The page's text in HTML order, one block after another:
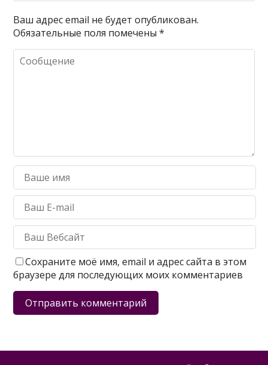
Ваш адрес email не будет опубликован.
Обязательные поля помечены*
Сохраните моё имя, email и адрес сайта в этом
браузере для последующих моих комментариев